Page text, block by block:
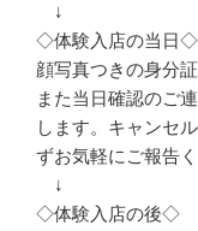
↓
◇体験入店の当日◇
顔写真つきの身分
また当日確認のご
します。キャンセ
ずお気軽にご報告
↓
◇体験入店の後◇